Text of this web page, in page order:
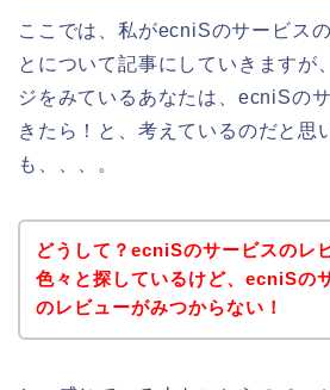
ここでは、私がecniSのサービス
とについて記事にしていきますが
ジをみているあなたは、ecniSの
きたら！と、考えているのだと思
も、、、。
どうして？ecniSのサービスのレ
色々と探しているけど、ecniSの
のレビューがみつからない！